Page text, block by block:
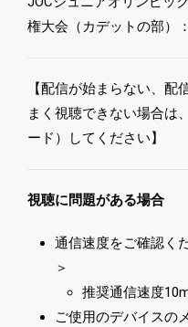
権大会（カデットの部）：
【配信が始まらない、配
まく視聴できない場合は
ード）してください】
視聴に問題がある場合
通信速度をご確認く
＞
推奨通信速度
ご使用のデバイスの